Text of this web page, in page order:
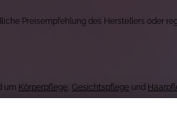
Preisempfehlung des Herstellers oder
um Körperpflege Gesichtspflege und